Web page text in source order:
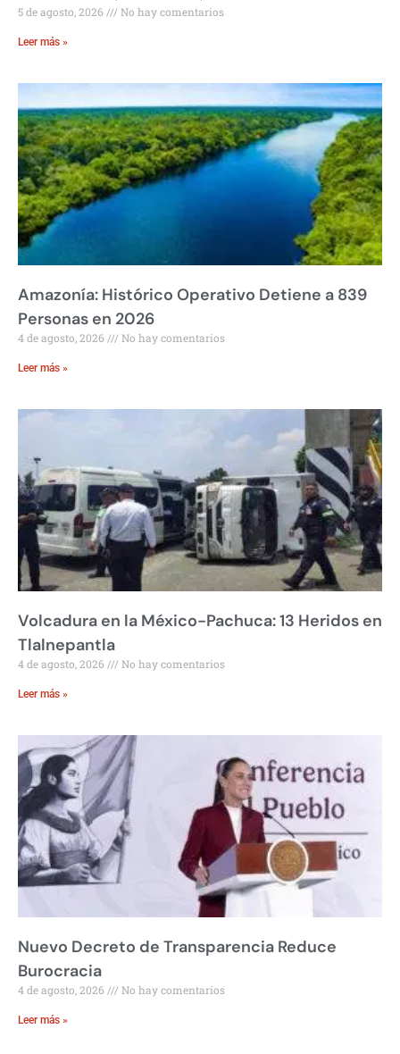
5 de agosto, 2026 No hay comentarios
Leer más »
Amazonía: Histórico Operativo Detiene a 839
Personas en 2026
4 de agosto, 2026 No hay comentarios
Leer más »
Volcadura en la México-Pachuca: 13 Heridos en
Tlalnepantla
4 de agosto, 2026 No hay comentarios
Leer más »
Nuevo Decreto de Transparencia Reduce
Burocracia
4 de agosto, 2026 No hay comentarios
Leer más »